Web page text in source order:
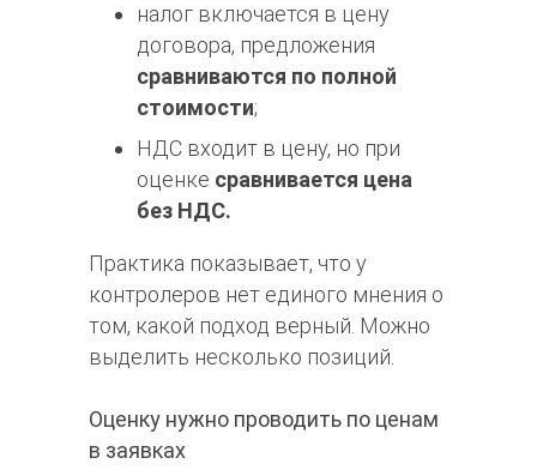
налог включается в цену
договора, предложения
сравниваются по полной
стоимости;
НДС входит в цену, но при
оценке сравнивается цена
без НДС.
Практика показывает, что у
контролеров нет единого мнения о
том, какой подход верный. Можно
выделить несколько позиций.
Оценку нужно проводить по ценам
в заявках